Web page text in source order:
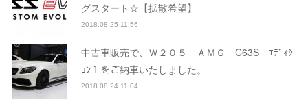
グスタート☆【拡散希望】
2018.08.25 11:56
中古車販売で、Ｗ２０５ ＡＭＧ C63S ｴﾃﾞｨｼ
ｮﾝ１をご納車いたしました。
2018.08.24 11:04